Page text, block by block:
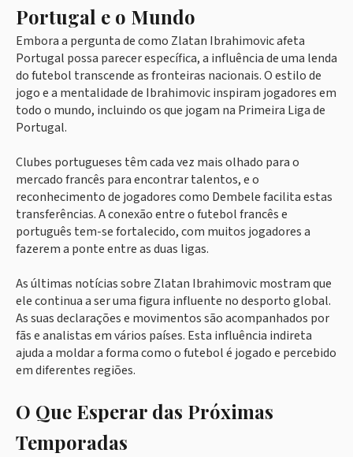
Portugal e o Mundo
Embora a pergunta de como Zlatan Ibrahimovic afeta
Portugal possa parecer específica, a influência de uma lenda
do futebol transcende as fronteiras nacionais. O estilo de
jogo e a mentalidade de Ibrahimovic inspiram jogadores em
todo o mundo, incluindo os que jogam na Primeira Liga de
Portugal.
Clubes portugueses têm cada vez mais olhado para o
mercado francês para encontrar talentos, e o
reconhecimento de jogadores como Dembele facilita estas
transferências. A conexão entre o futebol francês e
português tem-se fortalecido, com muitos jogadores a
fazerem a ponte entre as duas ligas.
As últimas notícias sobre Zlatan Ibrahimovic mostram que
ele continua a ser uma figura influente no desporto global.
As suas declarações e movimentos são acompanhados por
fãs e analistas em vários países. Esta influência indireta
ajuda a moldar a forma como o futebol é jogado e percebido
em diferentes regiões.
O Que Esperar das Próximas
Temporadas